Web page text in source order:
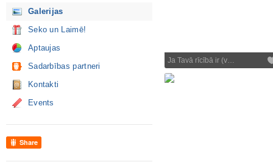
Galerijas
Seko un Laimē!
Aptaujas
Sadarbības partneri
Kontakti
Events
Share
Ja Tavā rīcībā ir (v…